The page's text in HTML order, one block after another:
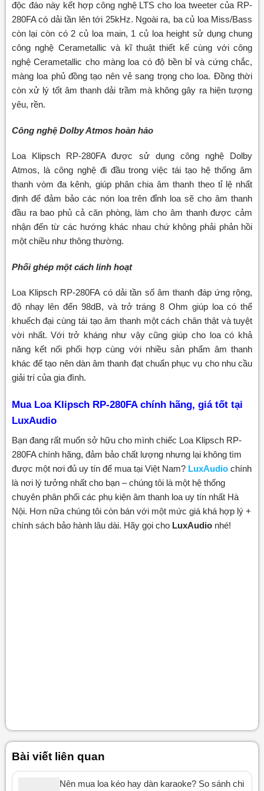
độc đáo này kết hợp công nghệ LTS cho loa tweeter của RP-
280FA có dải tần lên tới 25kHz. Ngoài ra, ba củ loa Miss/Bass
còn lại còn có 2 củ loa main, 1 củ loa height sử dụng chung
công nghệ Cerametallic và kĩ thuật thiết kế cùng với công
nghệ Cerametallic cho màng loa có độ bền bỉ và cứng chắc,
màng loa phủ đồng tạo nên vẻ sang trọng cho loa. Đồng thời
còn xử lý tốt âm thanh dải trầm mà không gây ra hiện tượng
yêu, rền.
Công nghệ Dolby Atmos hoàn hảo
Loa Klipsch RP-280FA được sử dụng công nghệ Dolby
Atmos, là công nghệ đi đầu trong việc tái tạo hệ thống âm
thanh vòm đa kênh, giúp phân chia âm thanh theo tỉ lệ nhất
định để đảm bảo các nón loa trên đỉnh loa sẽ cho âm thanh
đầu ra bao phủ cả căn phòng, làm cho âm thanh được cảm
nhận đến từ các hướng khác nhau chứ không phải phản hồi
một chiều như thông thường.
Phối ghép một cách linh hoạt
Loa Klipsch RP-280FA có dải tần số âm thanh đáp ứng rộng,
độ nhạy lên đến 98dB, và trở tráng 8 Ohm giúp loa có thể
khuếch đại cùng tái tạo âm thanh một cách chân thật và tuyệt
vời nhất. Với trở kháng như vậy cũng giúp cho loa có khả
năng kết nối phối hợp cùng với nhiều sản phẩm âm thanh
khác để tạo nên dàn âm thanh đạt chuẩn phục vụ cho nhu cầu
giải trí của gia đình.
Mua Loa Klipsch RP-280FA chính hãng, giá tốt tại
LuxAudio
Bạn đang rất muốn sở hữu cho mình chiếc Loa Klipsch RP-
280FA chính hãng, đảm bảo chất lượng nhưng lại không tìm
được một nơi đủ uy tín để mua tại Việt Nam? LuxAudiochính
là nơi lý tưởng nhất cho bạn – chúng tôi là một hệ thống
chuyên phân phối các phụ kiện âm thanh loa uy tín nhất Hà
Nội. Hơn nữa chúng tôi còn bán với một mức giá khá hợp lý +
chính sách bảo hành lâu dài. Hãy gọi cho LuxAudionhé!
Bài viết liên quan
Nên mua loa kéo hay dàn karaoke? So sánh chi